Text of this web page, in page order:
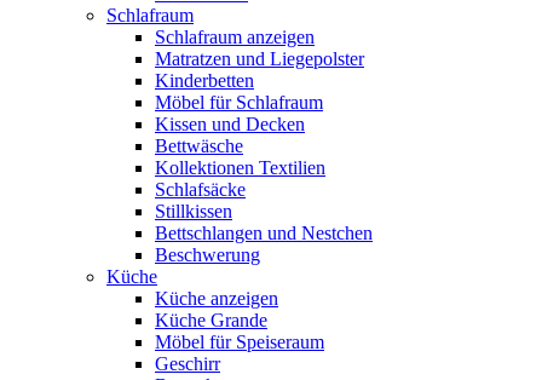
Schlafraum
Schlafraum anzeigen
Matratzen und Liegepolster
Kinderbetten
Möbel für Schlafraum
Kissen und Decken
Bettwäsche
Kollektionen Textilien
Schlafsäcke
Stillkissen
Bettschlangen und Nestchen
Beschwerung
Küche
Küche anzeigen
Küche Grande
Möbel für Speiseraum
Geschirr